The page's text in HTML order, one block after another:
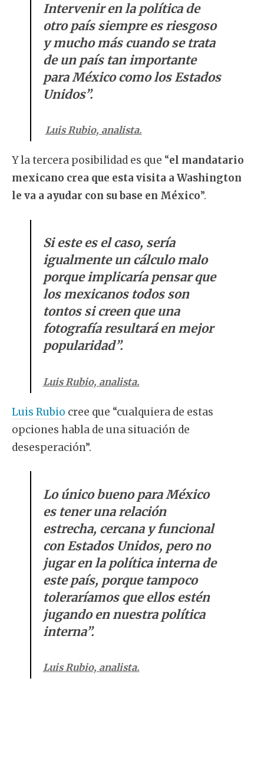
Intervenir en la política de
otro país siempre es riesgoso
y mucho más cuando se trata
de un país tan importante
para México como los Estados
Unidos”.
Luis Rubio, analista.
Y la tercera posibilidad es que “el mandatario
mexicano crea que esta visita a Washington
le va a ayudar con su base en México”.
Si este es el caso, sería
igualmente un cálculo malo
porque implicaría pensar que
los mexicanos todos son
tontos si creen que una
fotografía resultará en mejor
popularidad”.
Luis Rubio, analista.
Luis Rubio cree que “cualquiera de estas
opciones habla de una situación de
desesperación”.
Lo único bueno para México
es tener una relación
estrecha, cercana y funcional
con Estados Unidos, pero no
jugar en la política interna de
este país, porque tampoco
toleraríamos que ellos estén
jugando en nuestra política
interna”.
Luis Rubio, analista.